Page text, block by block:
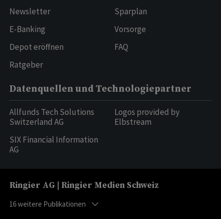
Newsletter
E-Banking
Depot eröffnen
Ratgeber
Sparplan
Vorsorge
FAQ
Datenquellen und Technologiepartner
Allfunds Tech Solutions
Switzerland AG
SIX Financial Information
AG
Logos provided by
Elbstream
Ringier AG | Ringier Medien Schweiz
16weitere Publikationen